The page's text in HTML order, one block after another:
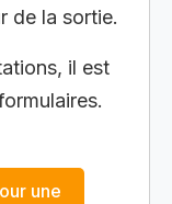
de la sortie.
il est
une